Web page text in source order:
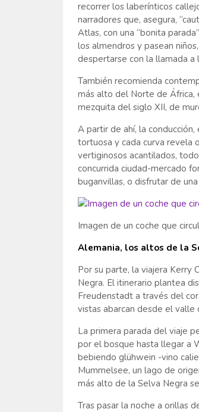
recorrer los laberínticos
narradores que, asegura,
Atlas, con una “bonita
los almendros y pasean
despertarse con la llamada a
También recomienda
más alto del Norte de África,
mezquita del siglo XII, de
A partir de ahí, la
tortuosa y cada curva revela
vertiginosos acantilados,
concurrida ciudad-mercado
buganvillas, o disfrutar de
Imagen de un coche que
Alemania, los altos de la
Por su parte, la viajera Kerry
Negra. El itinerario plantea
Freudenstadt a través del
vistas abarcan desde el valle
La primera parada del viaje
por el bosque hasta llegar a
bebiendo glühwein -vino
Mummelsee, un lago de
más alto de la Selva Negra
Tras pasar la noche a orillas